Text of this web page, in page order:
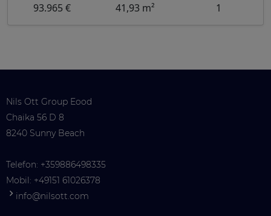
93.965 € 41,93 m² 1
Nils Ott Group Eood
Chaika 56 D 8
8240 Sunny Beach
Telefon: +359886498335
Mobil: +49151 61026378
info@nilsott.com